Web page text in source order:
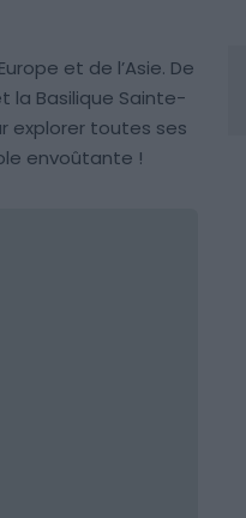
et de l’Asie. De
la Basilique Sainte-
explorer toutes ses
envoûtante !